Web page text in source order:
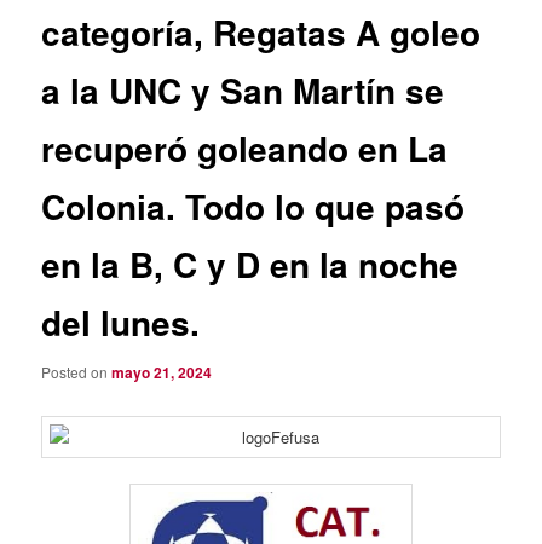
categoría, Regatas A goleo
a la UNC y San Martín se
recuperó goleando en La
Colonia. Todo lo que pasó
en la B, C y D en la noche
del lunes.
Posted onmayo 21, 2024